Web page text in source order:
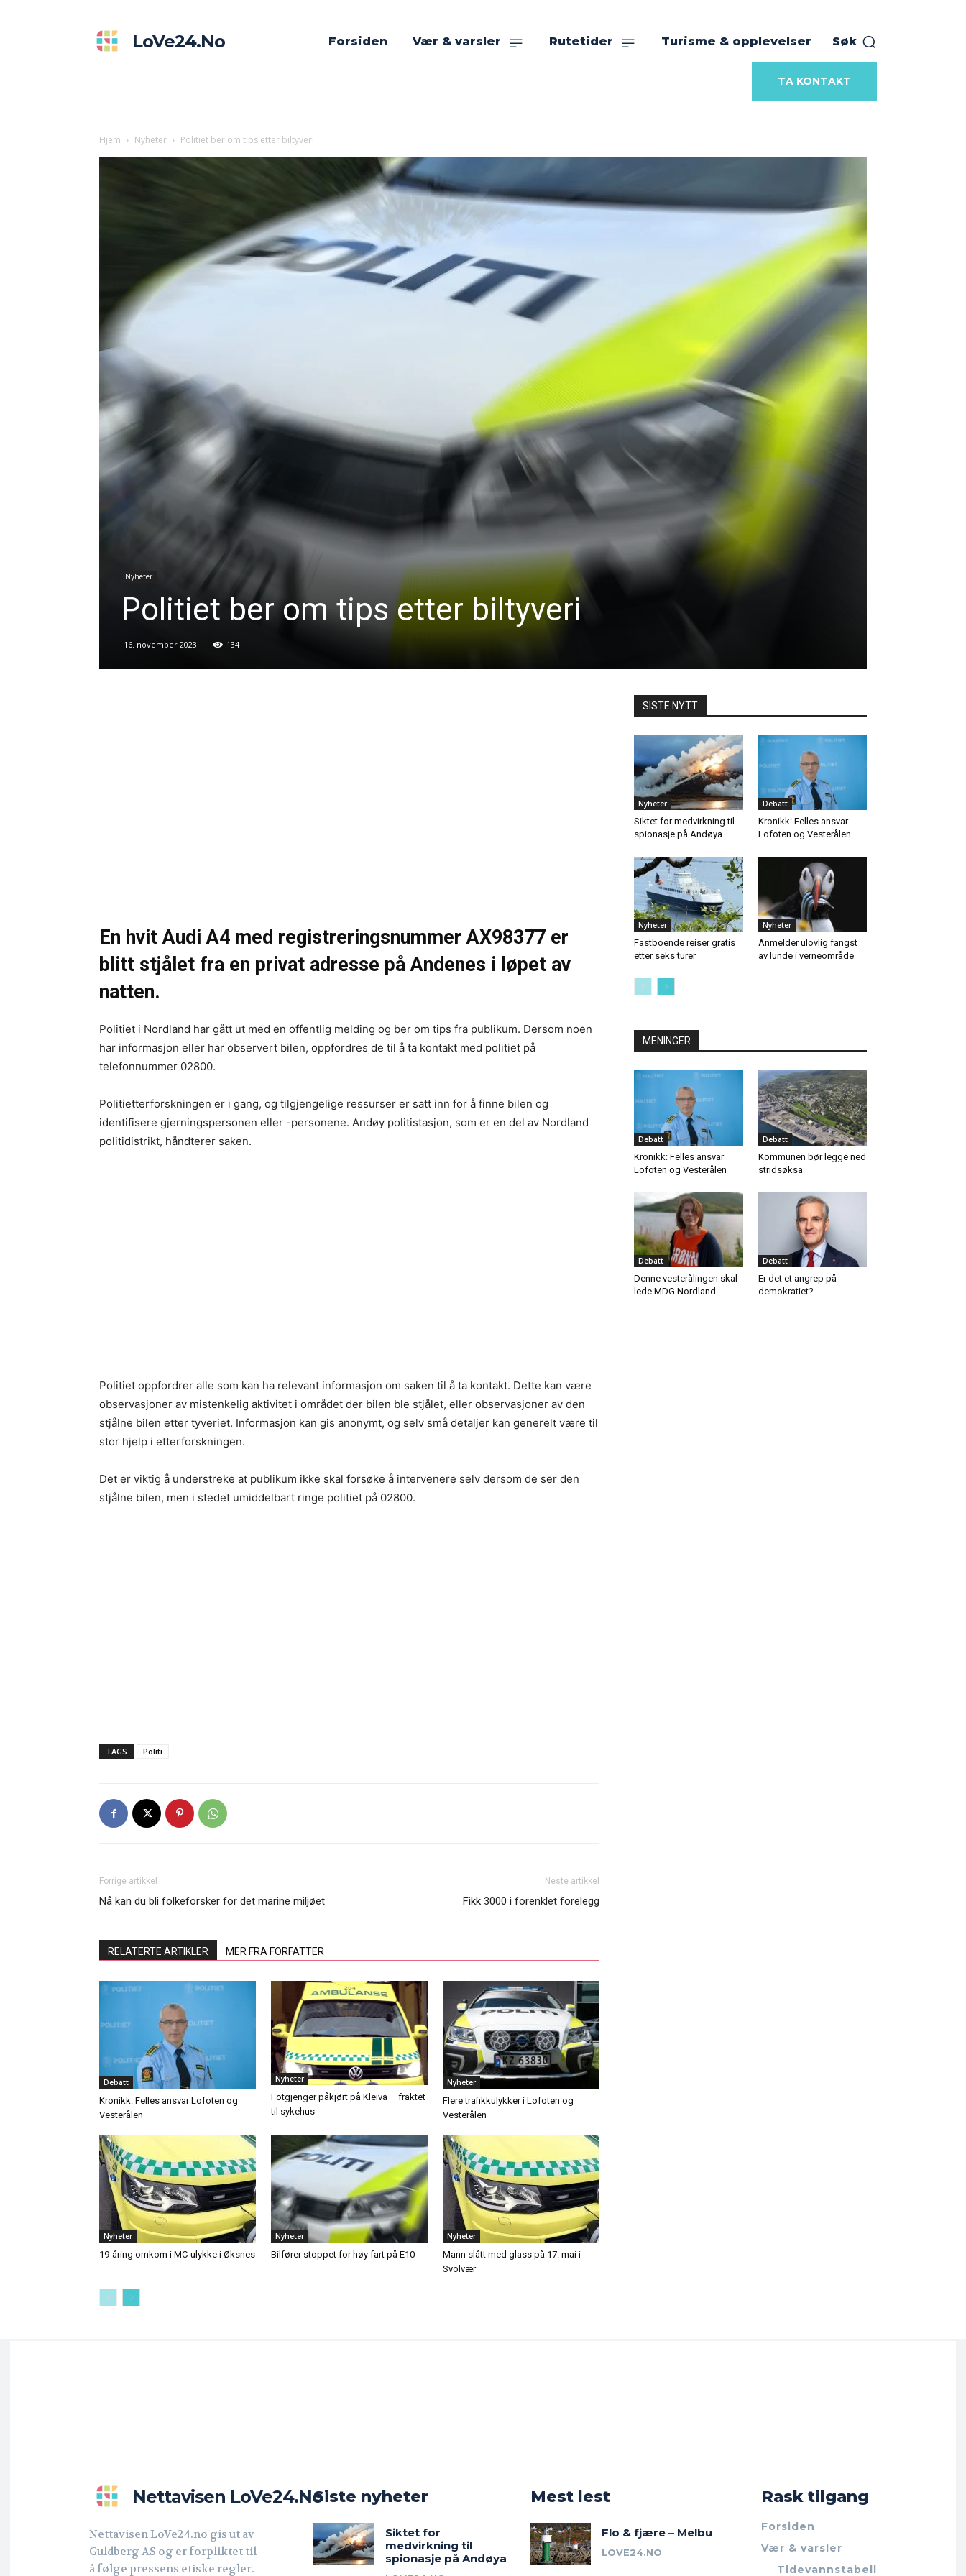
LoVe24.no Forsiden Vær & varsler Rutetider Turisme & opplevelser Søk
TA KONTAKT
Hjem Nyheter Politiet ber om tips etter biltyveri
Nyheter
Politiet ber om tips etter biltyveri
16. november 2023 134
En hvit Audi A4 med registreringsnummer AX98377 er
blitt stjålet fra en privat adresse på Andenes i løpet av
natten.
Politiet i Nordland har gått ut med en offentlig melding og ber om tips fra publikum. Dersom noen
har informasjon eller har observert bilen, oppfordres de til å ta kontakt med politiet på
telefonnummer 02800.
Politietterforskningen er i gang, og tilgjengelige ressurser er satt inn for å finne bilen og
identifisere gjerningspersonen eller -personene. Andøy politistasjon, som er en del av Nordland
politidistrikt, håndterer saken.
Politiet oppfordrer alle som kan ha relevant informasjon om saken til å ta kontakt. Dette kan være
observasjoner av mistenkelig aktivitet i området der bilen ble stjålet, eller observasjoner av den
stjålne bilen etter tyveriet. Informasjon kan gis anonymt, og selv små detaljer kan generelt være til
stor hjelp i etterforskningen.
Det er viktig å understreke at publikum ikke skal forsøke å intervenere selv dersom de ser den
stjålne bilen, men i stedet umiddelbart ringe politiet på 02800.
TAGS Politi
Forrige artikkel
Nå kan du bli folkeforsker for det marine miljøet
Neste artikkel
Fikk 3000 i forenklet forelegg
RELATERTE ARTIKLER MER FRA FORFATTER
Debatt
Kronikk: Felles ansvar Lofoten og
Vesterålen
Nyheter
Fotgjenger påkjørt på Kleiva – fraktet
til sykehus
Nyheter
Flere trafikkulykker i Lofoten og
Vesterålen
Nyheter
19-åring omkom i MC-ulykke i Øksnes
Nyheter
Bilfører stoppet for høy fart på E10
Nyheter
Mann slått med glass på 17. mai i
Svolvær
SISTE NYTT
Nyheter
Siktet for medvirkning til
spionasje på Andøya
Debatt
Kronikk: Felles ansvar
Lofoten og Vesterålen
Nyheter
Fastboende reiser gratis
etter seks turer
Nyheter
Anmelder ulovlig fangst
av lunde i verneområde
MENINGER
Debatt
Kronikk: Felles ansvar
Lofoten og Vesterålen
Debatt
Kommunen bør legge ned
stridsøksa
Debatt
Denne vesterålingen skal
lede MDG Nordland
Debatt
Er det et angrep på
demokratiet?
Nettavisen LoVe24.no
Nettavisen LoVe24.no gis ut av
Guldberg AS og er forpliktet til
å følge pressens etiske regler.
Siste nyheter
Siktet for
medvirkning til
spionasje på Andøya
Mest lest
Flo & fjære – Melbu
LOVE24.NO
Rask tilgang
Forsiden
Vær & varsler
Tidevannstabell